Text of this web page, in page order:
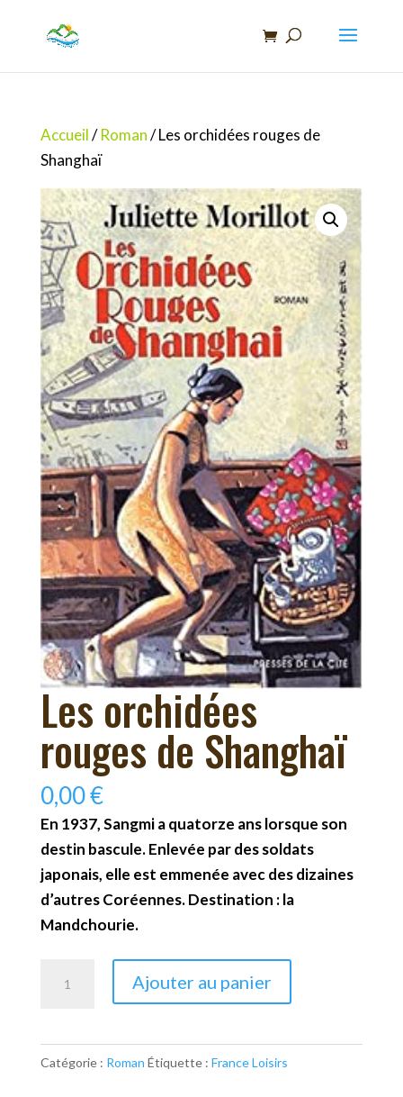
Accueil/Roman/ Les orchidées rouges de
Shanghaï
Les orchidées
rouges de Shanghaï
0,00€
En 1937, Sangmi a quatorze ans lorsque son
destin bascule. Enlevée par des soldats
japonais, elle est emmenée avec des dizaines
d’autres Coréennes. Destination : la
Mandchourie.
orchidées
rouges
Ajouter au panier
Catégorie : Roman Étiquette : France Loisirs